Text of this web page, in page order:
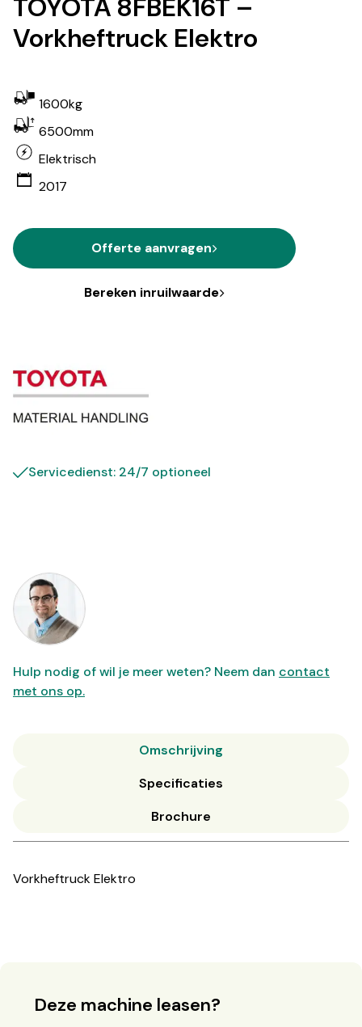
TOYOTA 8FBEK16T –
Vorkheftruck Elektro
1600kg
6500mm
Elektrisch
2017
Offerte aanvragen
Bereken inruilwaarde
Servicedienst: 24/7 optioneel
Hulp nodig of wil je meer weten? Neem dan contact
met ons op.
Omschrijving
Specificaties
Brochure
Vorkheftruck Elektro
Deze machine leasen?